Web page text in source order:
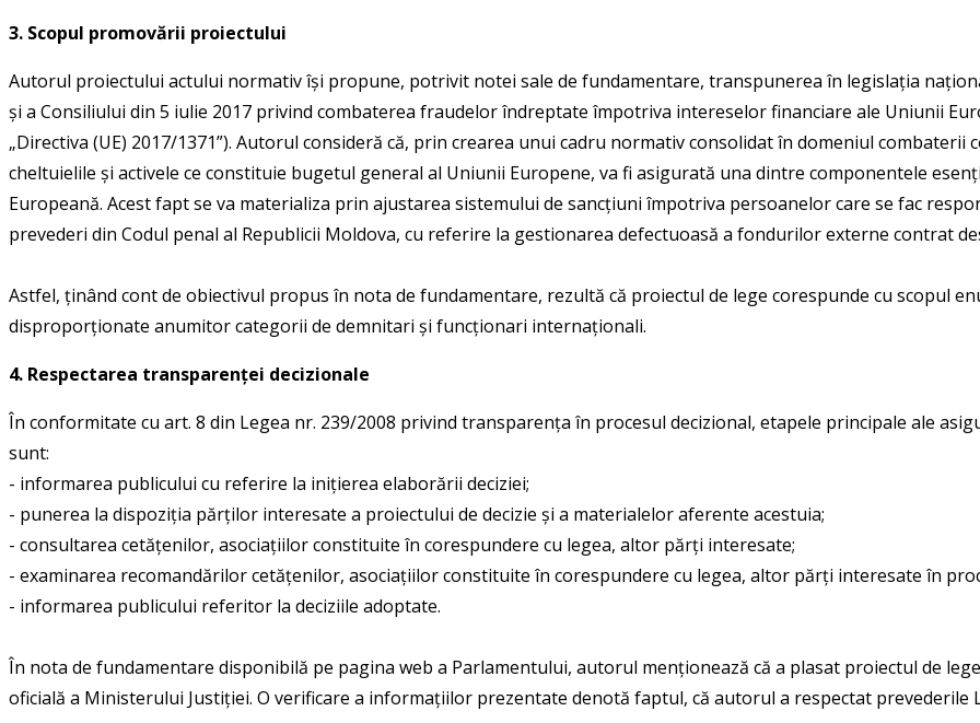
3. Scopul promovării proiectului
Autorul proiectului actului normativ își propune, potrivit notei sale de fundamentare, transpunerea în legislația
și a Consiliului din 5 iulie 2017 privind combaterea fraudelor îndreptate împotriva intereselor financiare ale Uniunii
„Directiva (UE) 2017/1371”). Autorul consideră că, prin crearea unui cadru normativ consolidat în domeniul
cheltuielile și activele ce constituie bugetul general al Uniunii Europene, va fi asigurată una dintre componentele
Europeană. Acest fapt se va materializa prin ajustarea sistemului de sancțiuni împotriva persoanelor care se fac
prevederi din Codul penal al Republicii Moldova, cu referire la gestionarea defectuoasă a fondurilor externe contrat
Astfel, ținând cont de obiectivul propus în nota de fundamentare, rezultă că proiectul de lege corespunde cu scopul
disproporționate anumitor categorii de demnitari și funcționari internaționali.
4. Respectarea transparenței decizionale
În conformitate cu art. 8 din Legea nr. 239/2008 privind transparența în procesul decizional, etapele principale ale
sunt:
- informarea publicului cu referire la inițierea elaborării deciziei;
- punerea la dispoziția părților interesate a proiectului de decizie și a materialelor aferente acestuia;
- consultarea cetățenilor, asociațiilor constituite în corespundere cu legea, altor părți interesate;
- examinarea recomandărilor cetățenilor, asociațiilor constituite în corespundere cu legea, altor părți interesate în
- informarea publicului referitor la deciziile adoptate.
În nota de fundamentare disponibilă pe pagina web a Parlamentului, autorul menționează că a plasat proiectul de
oficială a Ministerului Justiției. O verificare a informațiilor prezentate denotă faptul, că autorul a respectat